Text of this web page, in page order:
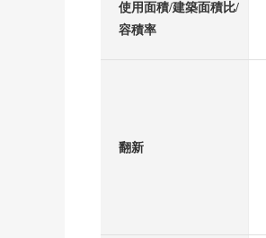
使用面積/建築面積比/
容積率
翻新